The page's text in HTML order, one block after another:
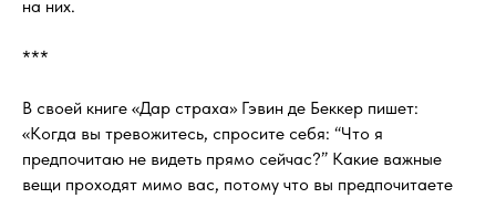
на них.
***
В своей книге «Дар страха» Гэвин де Беккер пишет:
«Когда вы тревожитесь, спросите себя: “Что я
предпочитаю не видеть прямо сейчас?” Какие важные
вещи проходят мимо вас, потому что вы предпочитаете